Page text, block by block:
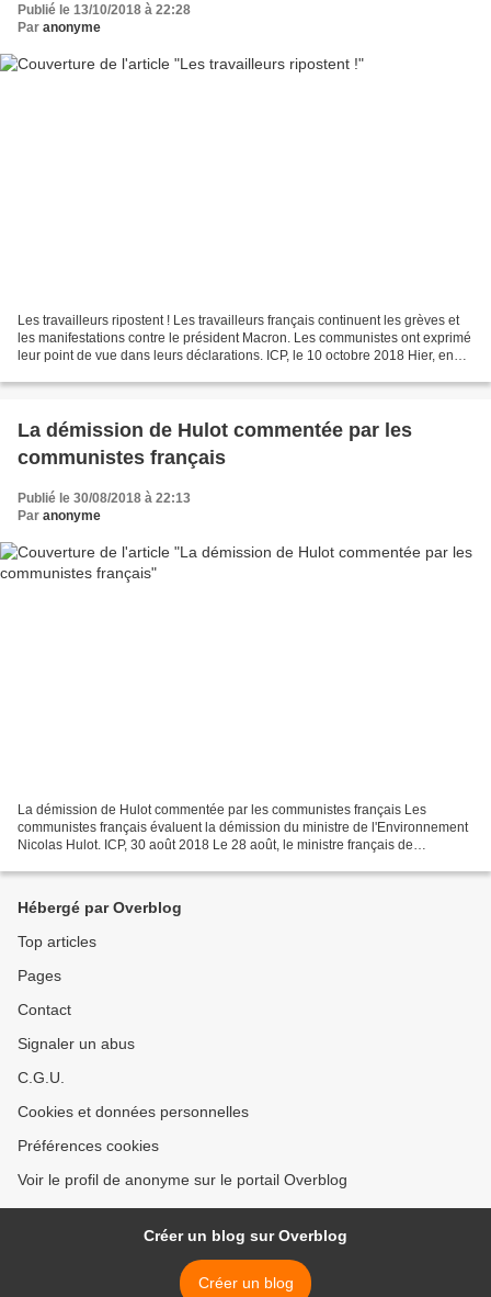
Publié le 13/10/2018 à 22:28
Par anonyme
Les travailleurs ripostent ! Les travailleurs français continuent les grèves et
les manifestations contre le président Macron. Les communistes ont exprimé
leur point de vue dans leurs déclarations. ICP, le 10 octobre 2018 Hier, en
La démission de Hulot commentée par les
communistes français
Publié le 30/08/2018 à 22:13
Par anonyme
La démission de Hulot commentée par les communistes français Les
communistes français évaluent la démission du ministre de l'Environnement
Nicolas Hulot. ICP, 30 août 2018 Le 28 août, le ministre français de
Hébergé par Overblog
Top articles
Pages
Contact
Signaler un abus
C.G.U.
Cookies et données personnelles
Préférences cookies
Voir le profil de anonyme sur le portail Overblog
Créer un blog sur Overblog
Créer un blog